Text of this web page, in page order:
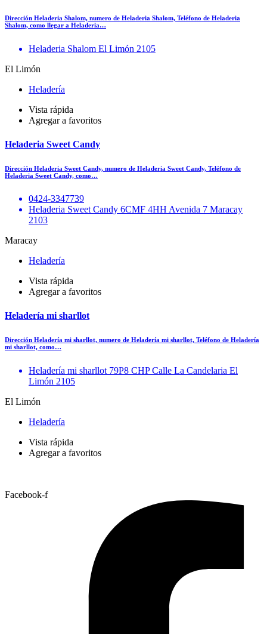
Dirección Heladeria Shalom, numero de Heladeria Shalom, Teléfono de Heladeria
Shalom, como llegar a Heladeria…
Heladeria Shalom El Limón 2105
El Limón
Heladería
Vista rápida
Agregar a favoritos
Heladeria Sweet Candy
Dirección Heladeria Sweet Candy, numero de Heladeria Sweet Candy, Teléfono de
Heladeria Sweet Candy, como…
0424-3347739
Heladeria Sweet Candy 6CMF 4HH Avenida 7 Maracay
2103
Maracay
Heladería
Vista rápida
Agregar a favoritos
Heladería mi sharllot
Dirección Heladería mi sharllot, numero de Heladería mi sharllot, Teléfono de Heladería
mi sharllot, como…
Heladería mi sharllot 79P8 CHP Calle La Candelaria El
Limón 2105
El Limón
Heladería
Vista rápida
Agregar a favoritos
Facebook-f